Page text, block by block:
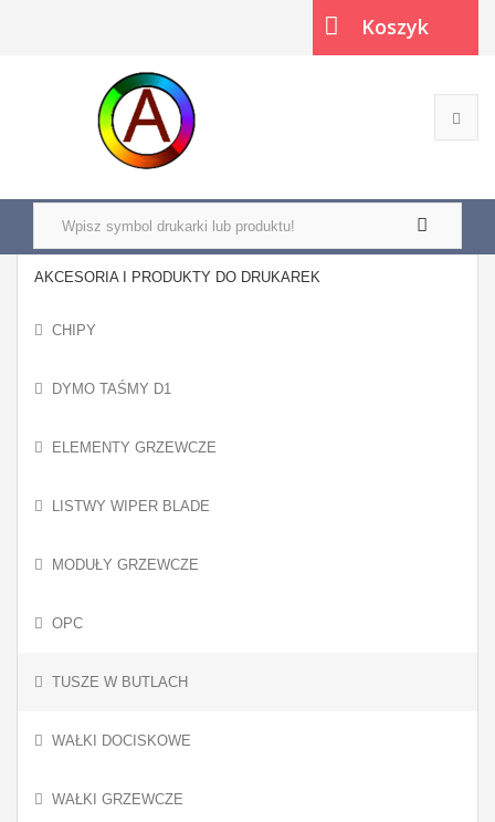
Koszyk
AKCESORIA I PRODUKTY DO DRUKAREK
CHIPY
DYMO TAŚMY D1
ELEMENTY GRZEWCZE
LISTWY WIPER BLADE
MODUŁY GRZEWCZE
OPC
TUSZE W BUTLACH
WAŁKI DOCISKOWE
WAŁKI GRZEWCZE